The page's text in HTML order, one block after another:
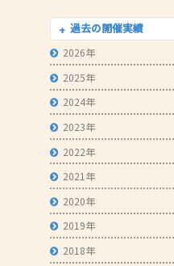
過去の開催実績
2026年
2025年
2024年
2023年
2022年
2021年
2020年
2019年
2018年